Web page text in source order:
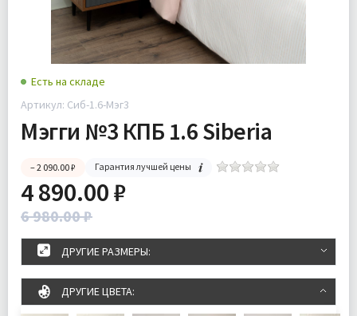
Есть на складе
Артикул: Cиб-1.6-Мэг3
Мэгги №3 КПБ 1.6 Siberia
– 2 090.00 ₽ Гарантия лучшей цены
4 890.00 ₽
6 980.00 ₽
ДРУГИЕ РАЗМЕРЫ:
ДРУГИЕ ЦВЕТА: